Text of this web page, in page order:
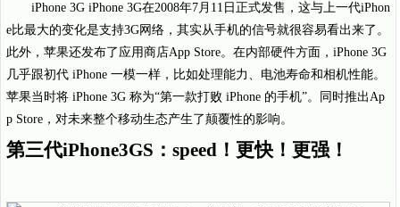
iPhone 3G iPhone 3G在2008年7月11日正式发售，这与上一代iPhon
e比最大的变化是支持3G网络，其实从手机的信号就很容易看出来了。
此外，苹果还发布了应用商店App Store。在内部硬件方面，iPhone 3G
几乎跟初代 iPhone 一模一样，比如处理能力、电池寿命和相机性能。
苹果当时将 iPhone 3G 称为“第一款打败 iPhone 的手机”。同时推出Ap
p Store，对未来整个移动生态产生了颠覆性的影响。
第三代iPhone3GS：speed！更快！更强！